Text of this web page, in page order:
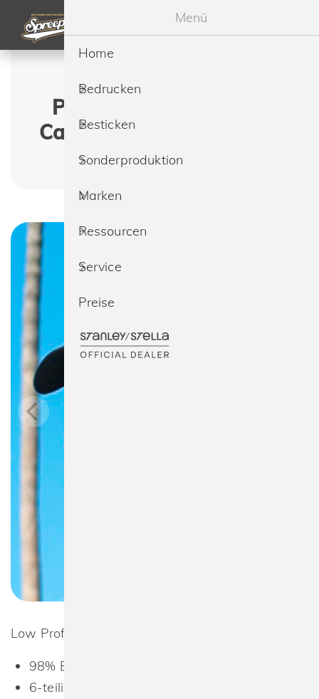
Flexfit 6245OC Low
Profile Organic Cotton
Cap günstig bedrucken &
besticken lassen
Low Profile Organic Cotton Cap
98% Baumwolle (organisch), 2% Elasthan
6-teilig
Menü
Home
Bedrucken
Besticken
Sonderproduktion
Marken
Ressourcen
Service
Preise